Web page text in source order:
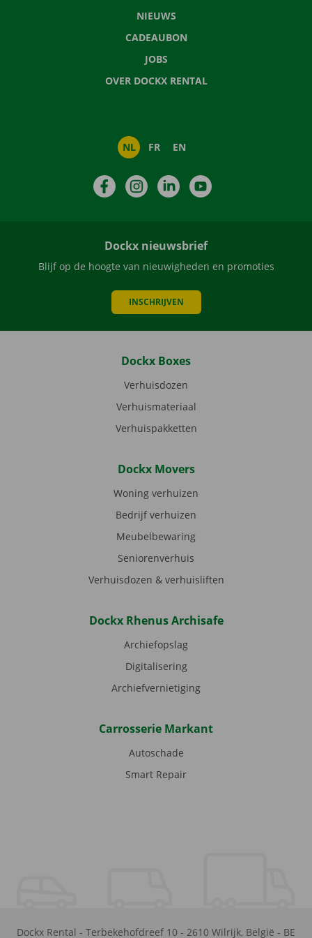
NIEUWS
CADEAUBON
JOBS
OVER DOCKX RENTAL
NL FR EN
FacebookInstagramLinkedIn
Dockx nieuwsbrief
Blijf op de hoogte van nieuwigheden en promoties
INSCHRIJVEN
Dockx Boxes
Verhuisdozen
Verhuismateriaal
Verhuispakketten
Dockx Movers
Woning verhuizen
Bedrijf verhuizen
Meubelbewaring
Seniorenverhuis
Verhuisdozen & verhuisliften
Dockx Rhenus Archisafe
Archiefopslag
Digitalisering
Archiefvernietiging
Carrosserie Markant
Autoschade
Smart Repair
Dockx Rental - Terbekehofdreef 10 - 2610 Wilrijk, België - BE